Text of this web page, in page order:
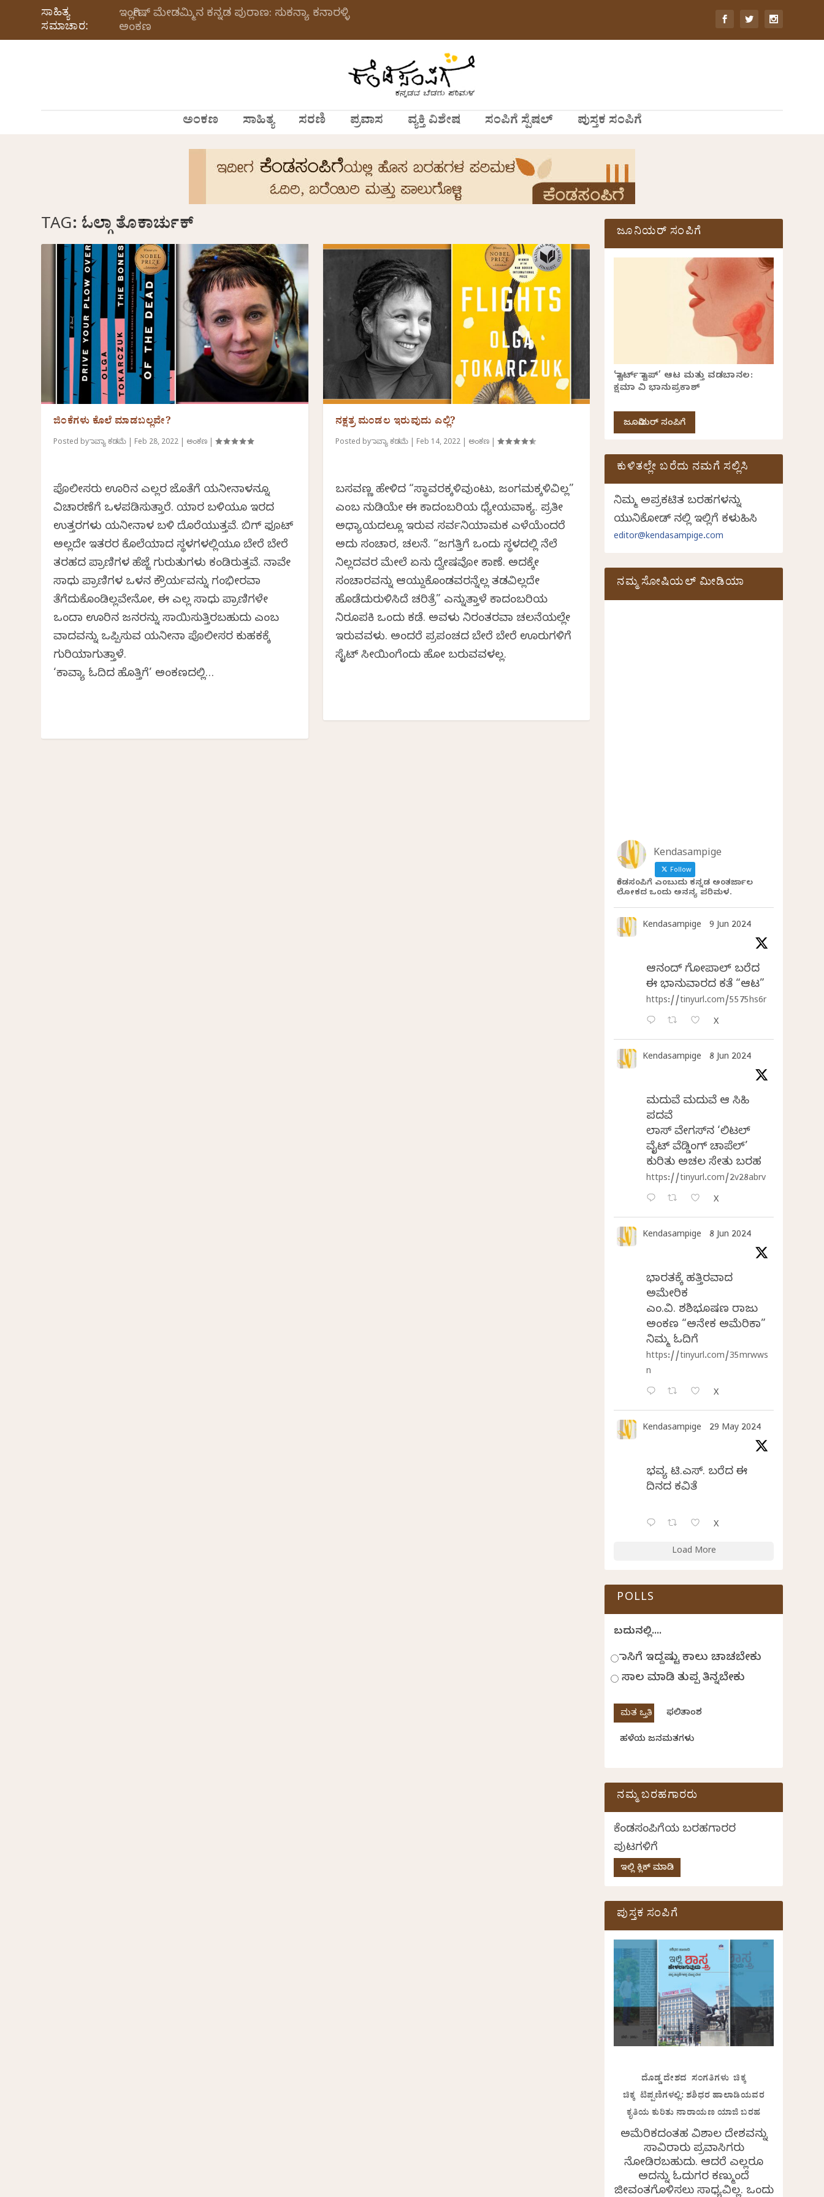
ಸಾಹಿತ್ಯ
ಸಮಾಚಾರ:
ಇಂಗ್ಲೀಷ್ ಮೇಡಮ್ಮಿನ ಕನ್ನಡ ಪುರಾಣ: ಸುಕನ್ಯಾ ಕನಾರಳ್ಳಿ
ಅಂಕಣ
ಅಂಕಣ ಸಾಹಿತ್ಯ ಸರಣಿ ಪ್ರವಾಸ ವ್ಯಕ್ತಿ ವಿಶೇಷ ಸಂಪಿಗೆ ಸ್ಪೆಷಲ್ ಪುಸ್ತಕ ಸಂಪಿಗೆ
TAG: ಓಲ್ಗಾ ತೊಕಾರ್ಚುಕ್
ಜಿಂಕೆಗಳು ಕೊಲೆ ಮಾಡಬಲ್ಲವೇ?
Posted byಕಾವ್ಯಾ ಕಡಮೆ Feb 28, 2022 ಅಂಕಣ |
ಪೊಲೀಸರು ಊರಿನ ಎಲ್ಲರ ಜೊತೆಗೆ ಯನೀನಾಳನ್ನೂ
ವಿಚಾರಣೆಗೆ ಒಳಪಡಿಸುತ್ತಾರೆ. ಯಾರ ಬಳಿಯೂ ಇರದ
ಉತ್ತರಗಳು ಯನೀನಾಳ ಬಳಿ ದೊರೆಯುತ್ತವೆ. ಬಿಗ್ ಫೂಟ್
ಅಲ್ಲದೇ ಇತರರ ಕೊಲೆಯಾದ ಸ್ಥಳಗಳಲ್ಲಿಯೂ ಬೇರೆ ಬೇರೆ
ತರಹದ ಪ್ರಾಣಿಗಳ ಹೆಜ್ಜೆ ಗುರುತುಗಳು ಕಂಡಿರುತ್ತವೆ. ನಾವೇ
ಸಾಧು ಪ್ರಾಣಿಗಳ ಒಳಗಿನ ಕ್ರೌರ್ಯವನ್ನು ಗಂಭೀರವಾಗಿ
ತೆಗೆದುಕೊಂಡಿಲ್ಲವೇನೋ, ಈ ಎಲ್ಲ ಸಾಧು ಪ್ರಾಣಿಗಳೇ
ಒಂದಾಗಿ ಊರಿನ ಜನರನ್ನು ಸಾಯಿಸುತ್ತಿರಬಹುದು ಎಂಬ
ವಾದವನ್ನು ಒಪ್ಪಿಸುವ ಯನೀನಾ ಪೊಲೀಸರ ಕುಹಕಕ್ಕೆ
ಗುರಿಯಾಗುತ್ತಾಳೆ.
‘ಕಾವ್ಯಾ ಓದಿದ ಹೊತ್ತಿಗೆ’ ಅಂಕಣದಲ್ಲಿ…
ನಕ್ಷತ್ರ ಮಂಡಲ ಇರುವುದು ಎಲ್ಲಿ?
Posted byಕಾವ್ಯಾ ಕಡಮೆ| Feb 14, 2022| ಅಂಕಣ|
ಬಸವಣ್ಣ ಹೇಳಿದ “ಸ್ಥಾವರಕ್ಕಳಿವುಂಟು, ಜಂಗಮಕ್ಕಳಿವಿಲ್ಲ”
ಎಂಬ ನುಡಿಯೇ ಈ ಕಾದಂಬರಿಯ ಧ್ಯೇಯವಾಕ್ಯ. ಪ್ರತೀ
ಅಧ್ಯಾಯದಲ್ಲೂ ಇರುವ ಸರ್ವನಿಯಾಮಕ ಎಳೆಯೆಂದರೆ
ಅದು ಸಂಚಾರ, ಚಲನೆ. “ಜಗತ್ತಿಗೆ ಒಂದು ಸ್ಥಳದಲ್ಲಿ ನೆಲೆ
ನಿಲ್ಲದವರ ಮೇಲೆ ಏನು ದ್ವೇಷವೋ ಕಾಣೆ. ಅದಕ್ಕೇ
ಸಂಚಾರವನ್ನು ಆಯ್ದುಕೊಂಡವರನ್ನೆಲ್ಲ ತಡವಿಲ್ಲದೇ
ಹೊಡೆದುರುಳಿಸಿದೆ ಚರಿತ್ರೆ” ಎನ್ನುತ್ತಾಳೆ ಕಾದಂಬರಿಯ
ನಿರೂಪಕಿ ಒಂದು ಕಡೆ. ಅವಳು ನಿರಂತರವಾಗಿ ಚಲನೆಯಲ್ಲೇ
ಇರುವವಳು. ಅಂದರೆ ಪ್ರಪಂಚದ ಬೇರೆ ಬೇರೆ ಊರುಗಳಿಗೆ
ಸೈಟ್ ಸೀಯಿಂಗಿಗೆಂದು ಹೋಗಿ ಬರುವವಳಲ್ಲ.
ಜೂನಿಯರ್ ಸಂಪಿಗೆ
‘ಸ್ಟಾರ್ಟ್ ಸ್ಟಾಪ್’ ಆಟ ಮತ್ತು ವಡಬಾನಲ:
ಕ್ಷಮಾ ವಿ ಭಾನುಪ್ರಕಾಶ್
ಜೂನಿಯರ್ ಸಂಪಿಗೆ
ಕುಳಿತಲ್ಲೇ ಬರೆದು ನಮಗೆ ಸಲ್ಲಿಸಿ
ನಿಮ್ಮ ಅಪ್ರಕಟಿತ ಬರಹಗಳನ್ನು
ಯುನಿಕೋಡ್ ನಲ್ಲಿ ಇಲ್ಲಿಗೆ ಕಳುಹಿಸಿ
editor@kendasampige.com
ನಮ್ಮ ಸೋಷಿಯಲ್‌ ಮೀಡಿಯಾ
Kendasampige
Follow
ಕೆಂಡಸಂಪಿಗೆ ಎಂಬುದು ಕನ್ನಡ ಅಂತರ್ಜಾಲ
ಲೋಕದ ಒಂದು ಅನನ್ಯ ಪರಿಮಳ.
Kendasampige 9 Jun 2024
ಆನಂದ್‌ ಗೋಪಾಲ್‌ ಬರೆದ
ಈ ಭಾನುವಾರದ ಕತೆ “ಆಟ”
https://tinyurl.com/5575hs6r
X
Kendasampige 8 Jun 2024
ಮದುವೆ ಮದುವೆ ಆ ಸಿಹಿ
ಪದವೆ
ಲಾಸ್‌ ವೇಗಸ್‌ನ ‘ಲಿಟಲ್
ವೈಟ್ ವೆಡ್ಡಿಂಗ್ ಚಾಪೆಲ್’
ಕುರಿತು ಅಚಲ ಸೇತು ಬರಹ
https://tinyurl.com/2v28abrv
X
Kendasampige 8 Jun 2024
ಭಾರತಕ್ಕೆ ಹತ್ತಿರವಾದ
ಅಮೇರಿಕ
ಎಂ.ವಿ. ಶಶಿಭೂಷಣ ರಾಜು
ಅಂಕಣ “ಅನೇಕ ಅಮೆರಿಕಾ”
ನಿಮ್ಮ ಓದಿಗೆ
https://tinyurl.com/35mrwws
n
X
Kendasampige 29 May 2024
ಭವ್ಯ ಟಿ.ಎಸ್. ಬರೆದ ಈ
ದಿನದ ಕವಿತೆ
X
Load More
POLLS
ಬದುಕಿನಲ್ಲಿ....
ಹಾಸಿಗೆ ಇದ್ದಷ್ಟು ಕಾಲು ಚಾಚಬೇಕು
ಸಾಲ ಮಾಡಿ ತುಪ್ಪ ತಿನ್ನಬೇಕು
ಫಲಿತಾಂಶ
ಹಳೆಯ ಜನಮತಗಳು
ನಮ್ಮ ಬರಹಗಾರರು
ಕೆಂಡಸಂಪಿಗೆಯ ಬರಹಗಾರರ
ಪುಟಗಳಿಗೆ
ಇಲ್ಲಿ ಕ್ಲಿಕ್ ಮಾಡಿ
ಪುಸ್ತಕ ಸಂಪಿಗೆ
ದೊಡ್ಡ ದೇಶದ ಸಂಗತಿಗಳು ಚಿಕ್ಕ
ಚಿಕ್ಕ ಟಿಪ್ಪಣಿಗಳಲ್ಲಿ: ಶಶಿಧರ ಹಾಲಾಡಿಯವರ
ಕೃತಿಯ ಕುರಿತು ನಾರಾಯಣ ಯಾಜಿ ಬರಹ
ಅಮೆರಿಕದಂತಹ ವಿಶಾಲ ದೇಶವನ್ನು
ಸಾವಿರಾರು ಪ್ರವಾಸಿಗರು
ನೋಡಿರಬಹುದು. ಆದರೆ ಎಲ್ಲರೂ
ಅದನ್ನು ಓದುಗರ ಕಣ್ಮುಂದೆ
ಜೀವಂತಗೊಳಿಸಲು ಸಾಧ್ಯವಿಲ್ಲ. ಒಂದು